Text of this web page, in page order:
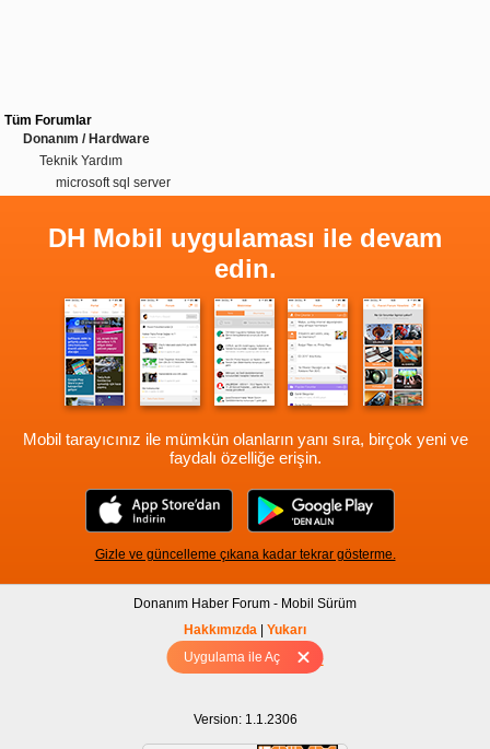
Uygulama ile Aç
Tüm Forumlar
Donanım / Hardware
Teknik Yardım
microsoft sql server
DH Mobil uygulaması ile devam
edin.
Mobil tarayıcınız ile mümkün olanların yanı sıra, birçok yeni ve
faydalı özelliğe erişin.
Gizle ve güncelleme çıkana kadar tekrar gösterme.
Donanım Haber Forum - Mobil Sürüm
Hakkımızda | Yukarı
Tam sürüm için Tıklayınız
Version: 1.1.2306